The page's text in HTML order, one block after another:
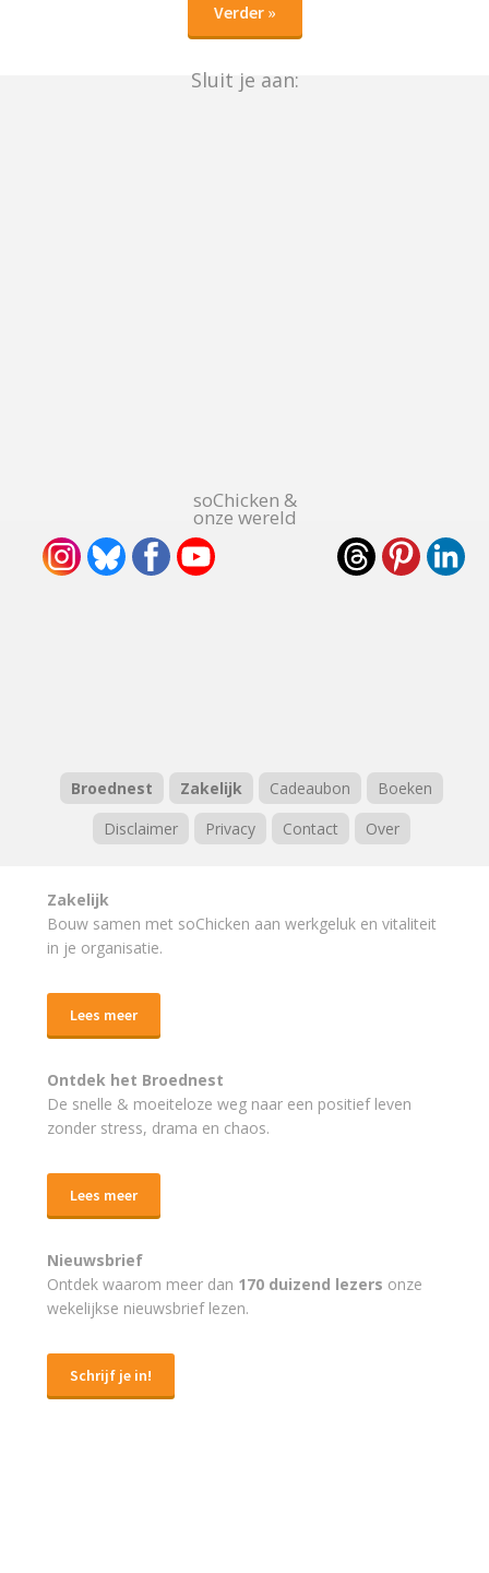
Verder »
Sluit je aan:
soChicken &
onze wereld
Broednest Zakelijk Cadeaubon
Boeken
Disclaimer
Privacy Contact Over
Zakelijk
Bouw samen met soChicken aan werkgeluk en vitaliteit
in je organisatie.
Lees meer
Ontdek het Broednest
De snelle & moeiteloze weg naar een positief leven
zonder stress, drama en chaos.
Lees meer
Nieuwsbrief
Ontdek waarom meer dan 170 duizend lezers onze
wekelijkse nieuwsbrief lezen.
Schrijf je in!